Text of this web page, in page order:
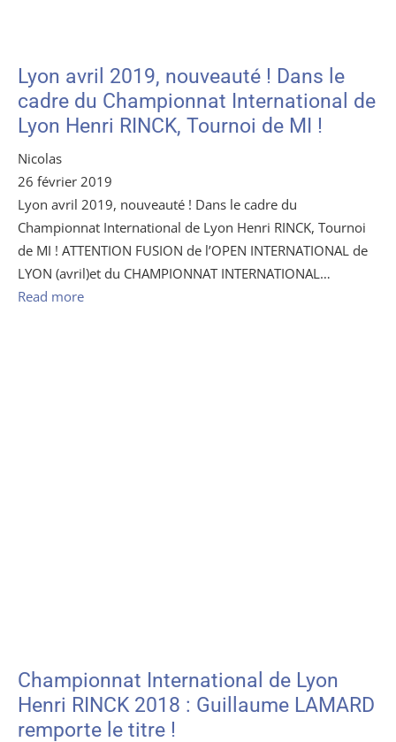
Lyon avril 2019, nouveauté ! Dans le
cadre du Championnat International de
Lyon Henri RINCK, Tournoi de MI !
Nicolas
26 février 2019
Lyon avril 2019, nouveauté ! Dans le cadre du
Championnat International de Lyon Henri RINCK, Tournoi
de MI ! ATTENTION FUSION de l’OPEN INTERNATIONAL de
LYON (avril)et du CHAMPIONNAT INTERNATIONAL…
Read more
Championnat International de Lyon
Henri RINCK 2018 : Guillaume LAMARD
remporte le titre !